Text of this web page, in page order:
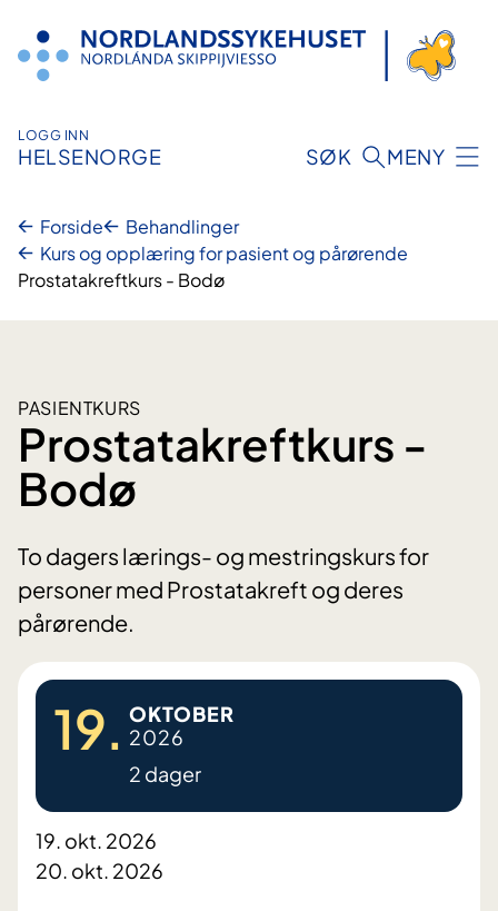
innhold
LOGG INN
HELSENORGE SØK MENY
Forside
Behandlinger
Kurs og opplæring for pasient og pårørende
Prostatakreftkurs - Bodø
PASIENTKURS
Prostatakreftkurs -
Bodø
To dagers lærings- og mestringskurs for
personer med Prostatakreft og deres
pårørende.
19. OKTOBER
2026
2 dager
19. okt. 2026
20. okt. 2026